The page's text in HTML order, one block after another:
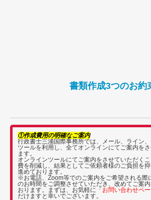
書類作成3つのお約
①作成費用の明確なご案内
行政書士三浦国際事務所では、メール、ライン
ツールを利用し、全てオンラインにてご案内を
ます。
オンラインツールにてご案内をさせていただく
費を削減し、結果としてご依頼者様のご負担を
進めております。
※お電話、Zoom等でのご案内をご希望される際
のお時間をご調整させていただき、改めてご案
おります。まずは、お気軽に「お問い合わせペ
だけますと幸いでございます。